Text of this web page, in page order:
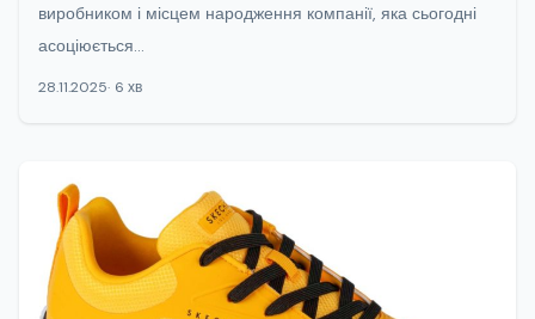
виробником і місцем народження компанії, яка сьогодні
асоціюється...
28.11.2025 6 хв